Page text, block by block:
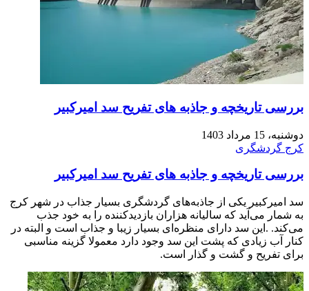
بررسی تاریخچه و جاذبه های تفریح سد امیرکبیر
دوشنبه، 15 مرداد 1403
کرج گردشگری
بررسی تاریخچه و جاذبه های تفریح سد امیرکبیر
سد امیرکبیر یکی از جاذبه‌های گردشگری بسیار جذاب در شهر کرج
به شمار می‌آید که سالیانه هزاران بازدیدکننده را به خود جذب
می‌کند. .این سد دارای منظره‌ای بسیار زیبا و جذاب است و البته در
کنار آب زیادی که پشت این سد وجود دارد معمولا گزینه مناسبی
برای تفریح و گشت و گذار است.